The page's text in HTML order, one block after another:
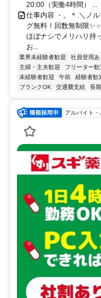
20:00（実働4時間） ...
仕事内容 ・。＊.＼ノ
グ無料！回数無制限✨
ほぼナシでメリハリ持
お...
業界未経験者歓迎 社員登用あ
主婦・主夫歓迎
フリーター歓
未経験者歓迎
午前 経験者歓
ブランクOK
交通費支給 長
アルバイト・